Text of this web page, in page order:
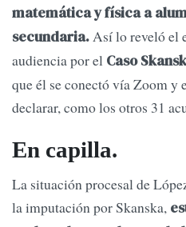
matemática y física a
secundaria.Así lo reveló el
audiencia por el Caso
que él se conectó vía Zoom y
declarar, como los otros 31
En capilla.
La situación procesal de
la imputación por Skanska,